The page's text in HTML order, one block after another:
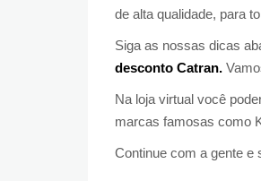
de alta qualidade, para
Siga as nossas dicas
desconto Catran.
Na loja virtual você
marcas famosas como
Continue com a gente e